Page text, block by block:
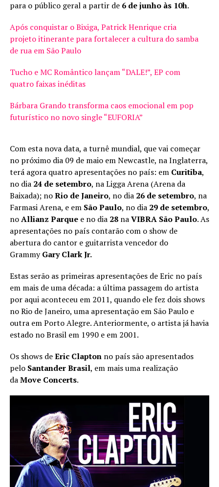
para o público geral a partir de 6 de junho às 10h.
Após conquistar o Bixiga, Patrick Henrique cria
projeto itinerante para fortalecer a cultura do samba
de rua em São Paulo
Tucho e MC Romântico lançam “DALE!”, EP com
quatro faixas inéditas
Bárbara Grando transforma caos emocional em pop
futurístico no novo single “EUFORIA”
Com esta nova data, a turnê mundial, que vai começar
no próximo dia 09 de maio em Newcastle, na Inglaterra,
terá agora quatro apresentações no país: em Curitiba,
no dia 24 de setembro, na Ligga Arena (Arena da
Baixada); noRio de Janeiro, no dia 26 de setembro, na
Farmasi Arena, e em São Paulo, no dia 29 de setembro,
noAllianz Parque e no dia 28 naVIBRA São Paulo. As
apresentações no país contarão com o show de
abertura do cantor e guitarrista vencedor do
GrammyGary Clark Jr.
Estas serão as primeiras apresentações de Eric no país
em mais de uma década: a última passagem do artista
por aqui aconteceu em 2011, quando ele fez dois shows
no Rio de Janeiro, uma apresentação em São Paulo e
outra em Porto Alegre. Anteriormente, o artista já havia
estado no Brasil em 1990 e em 2001.
Os shows deEric Clapton no país são apresentados
pelo Santander Brasil, em mais uma realização
daMove Concerts.